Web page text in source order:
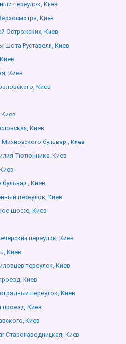
переулок, Киев
Киев
Острожских, Киев
Шота Руставели, Киев
Киев
Киев
Киев
бульвар , Киев
Тютюнника, Киев
, Киев
переулок, Киев
шоссе, Киев
переулок, Киев
Киев
переулок, Киев
Киев
переулок, Киев
проезд, Киев
Киев
Старонаводницкая, Киев